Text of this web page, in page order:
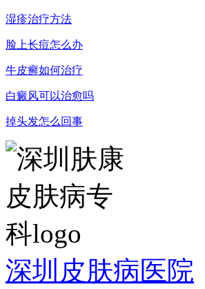
湿疹治疗方法
脸上长痘怎么办
牛皮癣如何治疗
白癜风可以治愈吗
掉头发怎么回事
深圳皮肤病医院